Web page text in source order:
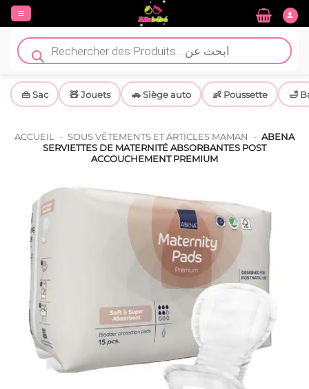
Passer
contenu
Recherche
de
produits
👜 Sac 🧸 Jouets 🚗 Siège auto 👶 Poussette 🛁
ACCUEIL - SOUS VÊTEMENTS ET ARTICLES MAMAN - ABENA
SERVIETTES DE MATERNITÉ ABSORBANTES POST
ACCOUCHEMENT PREMIUM